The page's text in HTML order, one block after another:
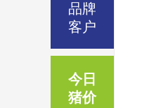
品牌
客户
今日
猪价